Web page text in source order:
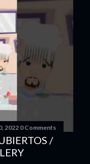
20220 Comments
/